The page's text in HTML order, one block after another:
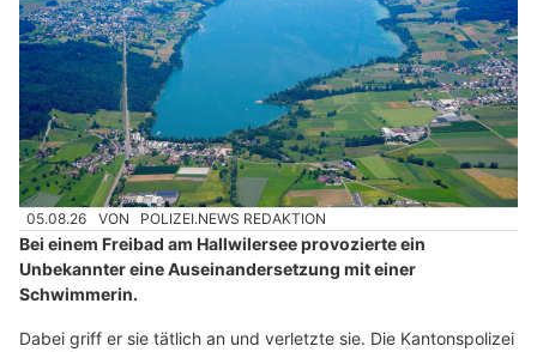
05.08.26 VON POLIZEI.NEWS REDAKTION
Bei einem Freibad am Hallwilersee provozierte ein
Unbekannter eine Auseinandersetzung mit einer
Schwimmerin.
Dabei griff er sie tätlich an und verletzte sie. Die Kantonspolizei